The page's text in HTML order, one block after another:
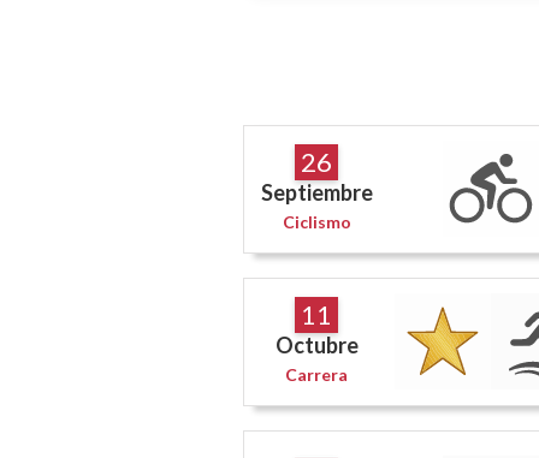
26
Septiembre
Ciclismo
11
Octubre
Carrera